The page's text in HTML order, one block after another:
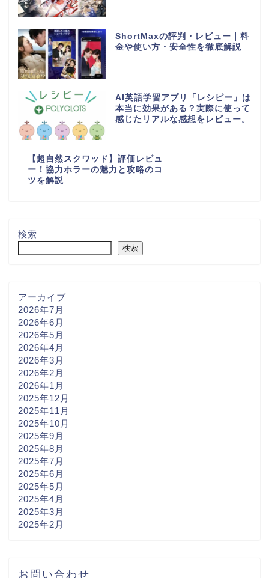
ShortMaxの評判・レビュー｜料
金や使い方・安全性を徹底解説
AI英語学習アプリ「レシピー」は
本当に効果がある？実際に使って
感じたリアルな感想をレビュー。
【超自然スクワッド】評価レビュ
ー！協力ホラーの魅力と攻略のコ
ツを解説
検索
検索
アーカイブ
2026年7月
2026年6月
2026年5月
2026年4月
2026年3月
2026年2月
2026年1月
2025年12月
2025年11月
2025年10月
2025年9月
2025年8月
2025年7月
2025年6月
2025年5月
2025年4月
2025年3月
2025年2月
お問い合わせ